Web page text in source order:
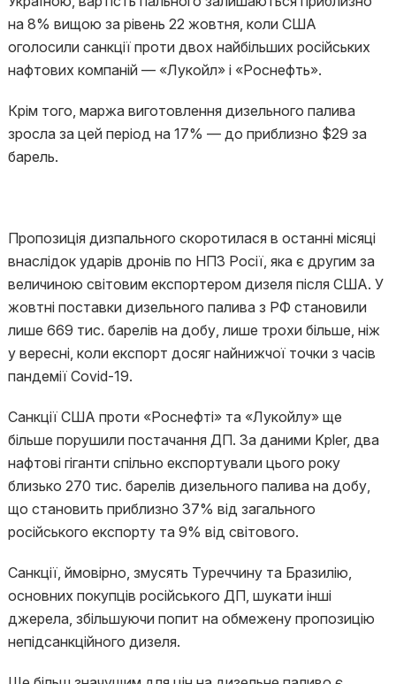
на 8% вищою за рівень 22 жовтня, коли США
оголосили санкції проти двох найбільших російських
нафтових компаній — «Лукойл» і «Роснефть».
Крім того, маржа виготовлення дизельного палива
зросла за цей період на 17% — до приблизно $29 за
барель.
Пропозиція дизпального скоротилася в останні місяці
внаслідок ударів дронів по НПЗ Росії, яка є другим за
величиною світовим експортером дизеля після США. У
жовтні поставки дизельного палива з РФ становили
лише 669 тис. барелів на добу, лише трохи більше, ніж
у вересні, коли експорт досяг найнижчої точки з часів
пандемії Covid-19.
Санкції США проти «Роснефті» та «Лукойлу» ще
більше порушили постачання ДП. За даними Kpler, два
нафтові гіганти спільно експортували цього року
близько 270 тис. барелів дизельного палива на добу,
що становить приблизно 37% від загального
російського експорту та 9% від світового.
Санкції, ймовірно, змусять Туреччину та Бразилію,
основних покупців російського ДП, шукати інші
джерела, збільшуючи попит на обмежену пропозицію
непідсанкційного дизеля.